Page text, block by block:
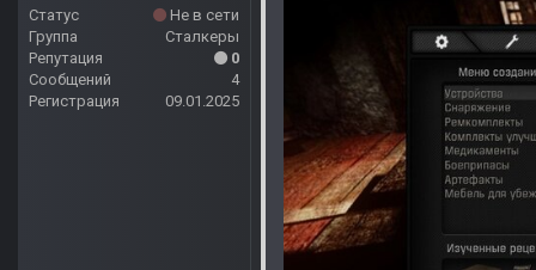
Статус
Не в сети
Группа
Сталкеры
Репутация
0
Сообщений
4
Регистрация
09.01.2025